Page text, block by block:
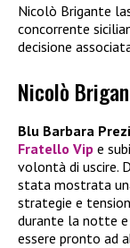
Nicolò Brigante
concorrente
decisione
Nicolò
Blu Barbara
Fratello Vip e
volontà di uscire.
stata mostrata
strategie e
durante la notte e
essere pronto ad